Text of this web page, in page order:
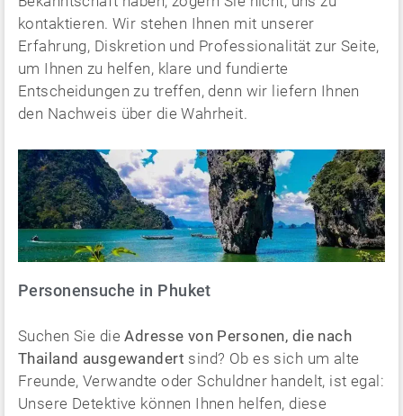
kontaktieren. Wir stehen Ihnen mit unserer
Erfahrung, Diskretion und Professionalität zur Seite,
um Ihnen zu helfen, klare und fundierte
Entscheidungen zu treffen, denn wir liefern Ihnen
den Nachweis über die Wahrheit.
Personensuche in Phuket
Suchen Sie dieAdresse von Personen, die nach
Thailand ausgewandert sind? Ob es sich um alte
Freunde, Verwandte oder Schuldner handelt, ist egal:
Unsere Detektive können Ihnen helfen, diese